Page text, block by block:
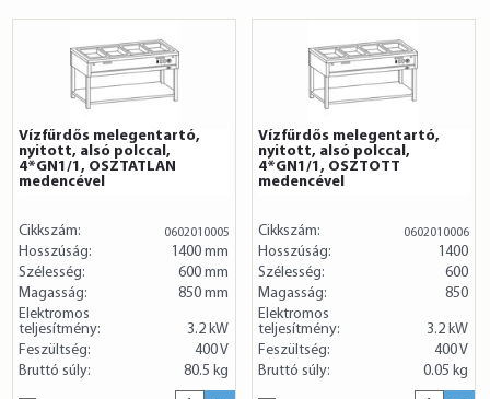
Vízfűrdős melegentartó,
nyitott, alsó polccal,
4*GN1/1, OSZTATLAN
medencével
Cikkszám: 0602010005
Hosszúság:
1400 mm
Szélesség:
600 mm
Magasság:
850 mm
Elektromos
teljesítmény:
3.2 kW
Feszültség:
400 V
Bruttó súly:
80.5 kg
Vízfűrdős melegentartó,
nyitott, alsó polccal,
4*GN1/1, OSZTOTT
medencével
Cikkszám: 0602010006
Hosszúság:
1400
Szélesség:
600
Magasság:
850
Elektromos
teljesítmény:
3.2 kW
Feszültség:
400 V
Bruttó súly:
0.05 kg